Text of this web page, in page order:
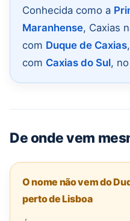
Conhecida como a
Maranhense, Caxias
com Duque de Caxias
com Caxias do Sul,
De onde vem
O nome não vem do
perto de Lisboa